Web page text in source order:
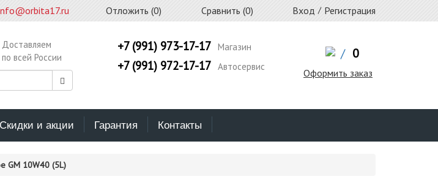
Отложить (0) Сравнить (0) Вход / Регистрация
Доставляем
по всей России
+7 (991) 973-17-17 Магазин
+7 (991) 972-17-17 Автосервис
/ 0
Оформить заказ
Скидки и акции Гарантия Контакты
GM 10W40 (5L)